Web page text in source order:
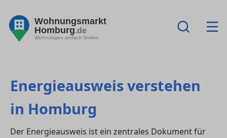
Wohnungsmarkt
Homburg.de
Wohnungen einfach finden
Energieausweis verstehen
in Homburg
Der Energieausweis ist ein zentrales Dokument für